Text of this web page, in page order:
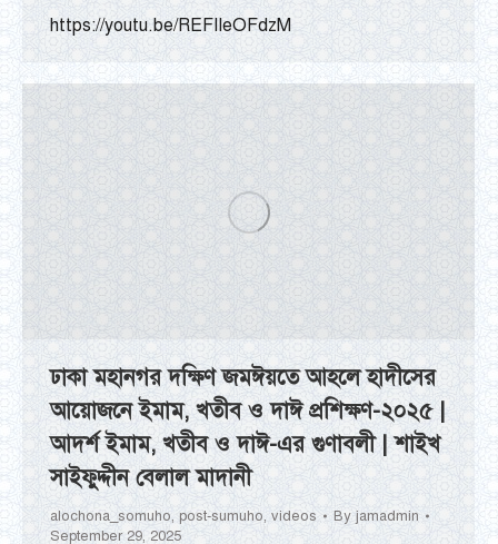
https://youtu.be/REFIIeOFdzM
ঢাকা মহানগর দক্ষিণ জমঈয়তে আহলে হাদীসের
আয়োজনে ইমাম, খতীব ও দাঈ প্রশিক্ষণ-২০২৫ |
আদর্শ ইমাম, খতীব ও দাঈ-এর গুণাবলী | শাইখ
সাইফুদ্দীন বেলাল মাদানী
alochona_somuho, post-sumuho, videos By jamadmin
September 29, 2025